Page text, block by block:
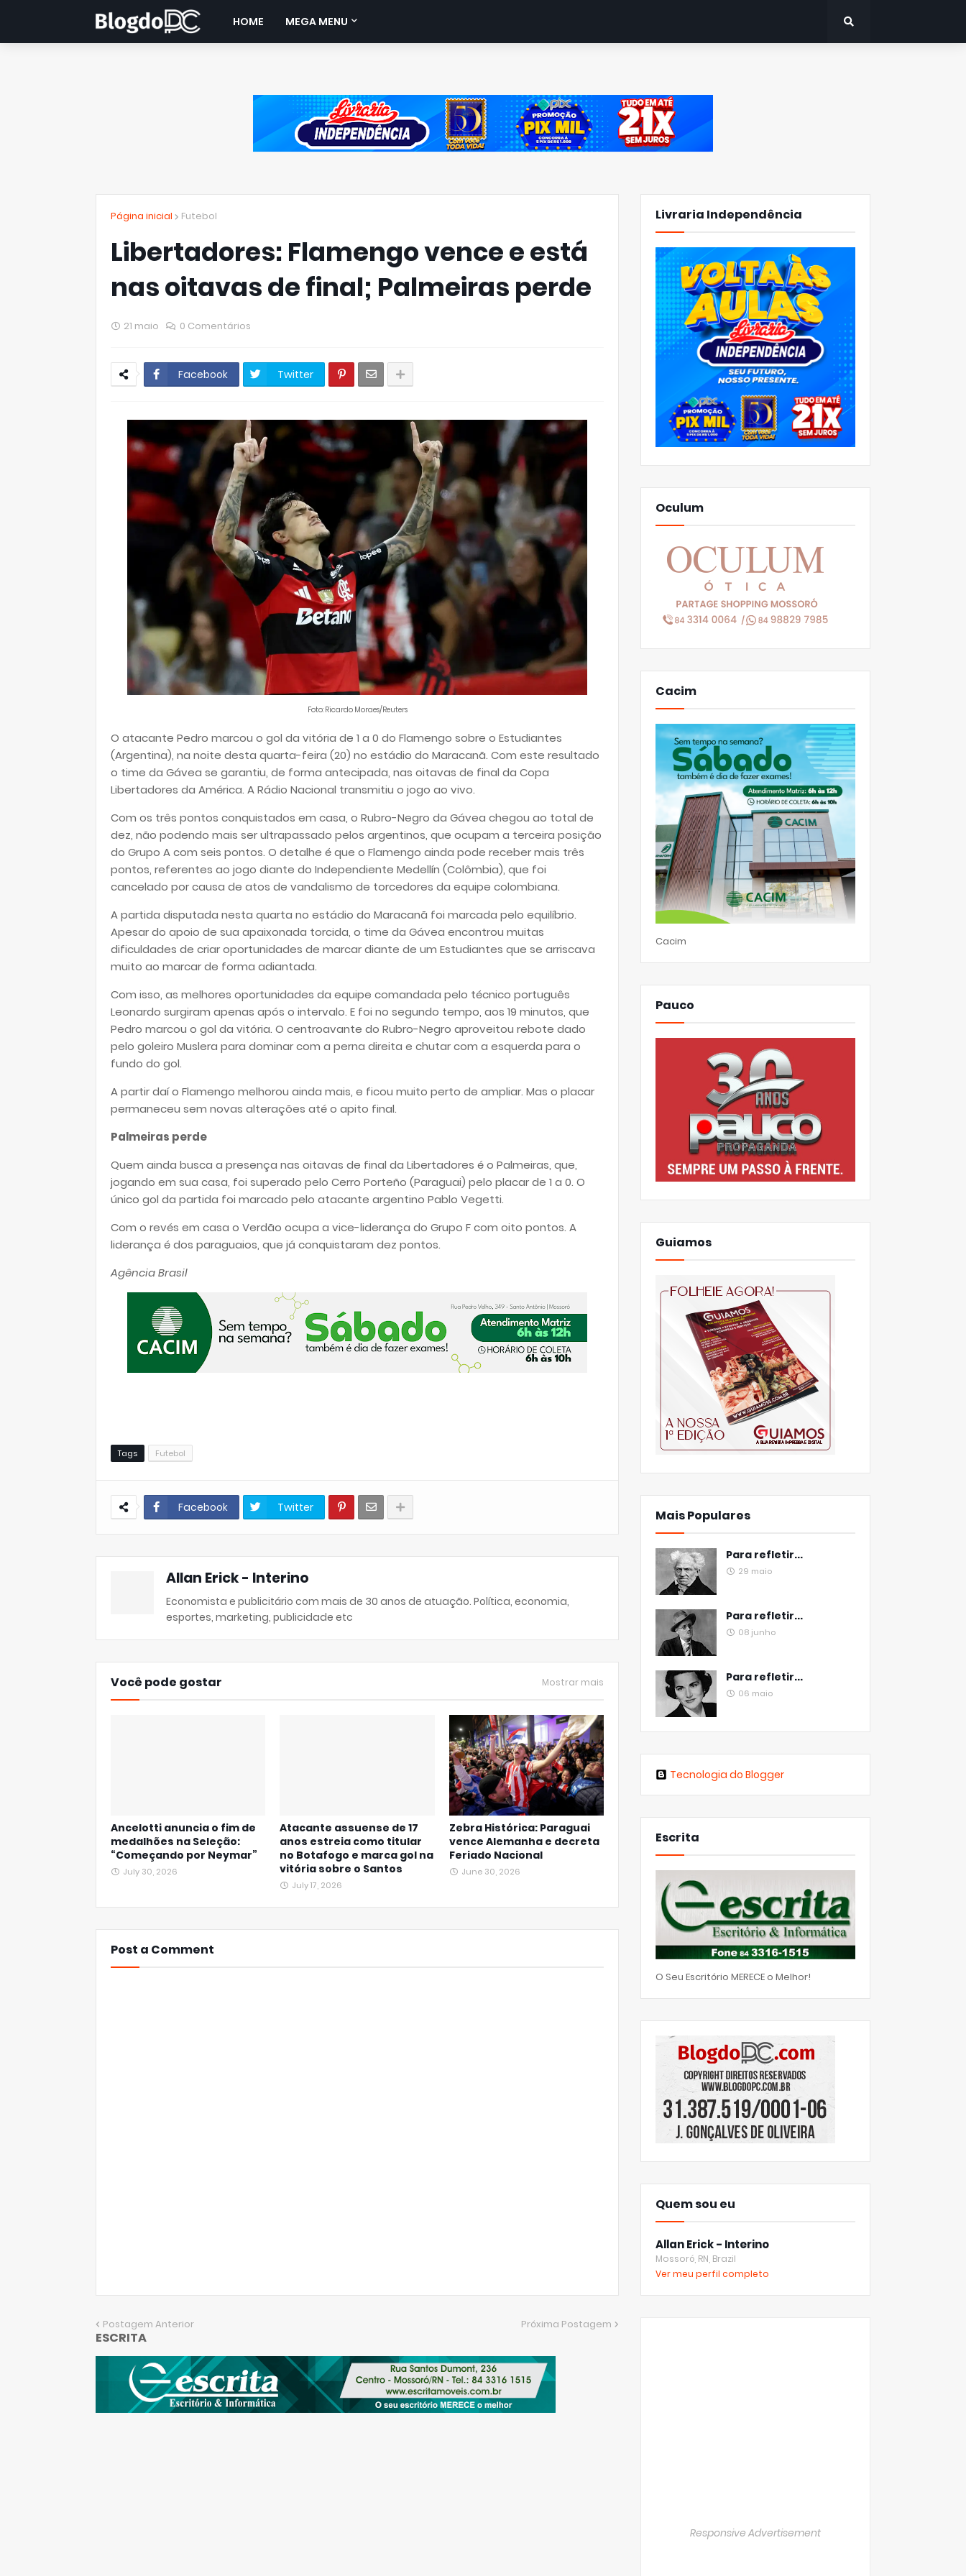
HOME MEGA MENU
Página inicial Futebol
Libertadores: Flamengo vence e está
nas oitavas de final; Palmeiras perde
21 maio 0 Comentários
Facebook Twitter
Foto: Ricardo Moraes/Reuters
O atacante Pedro marcou o gol da vitória de 1 a 0 do Flamengo sobre o Estudiantes
(Argentina), na noite desta quarta-feira (20) no estádio do Maracanã. Com este resultado
o time da Gávea se garantiu, de forma antecipada, nas oitavas de final da Copa
Libertadores da América. A Rádio Nacional transmitiu o jogo ao vivo.
Com os três pontos conquistados em casa, o Rubro-Negro da Gávea chegou ao total de
dez, não podendo mais ser ultrapassado pelos argentinos, que ocupam a terceira posição
do Grupo A com seis pontos. O detalhe é que o Flamengo ainda pode receber mais três
pontos, referentes ao jogo diante do Independiente Medellín (Colômbia), que foi
cancelado por causa de atos de vandalismo de torcedores da equipe colombiana.
A partida disputada nesta quarta no estádio do Maracanã foi marcada pelo equilíbrio.
Apesar do apoio de sua apaixonada torcida, o time da Gávea encontrou muitas
dificuldades de criar oportunidades de marcar diante de um Estudiantes que se arriscava
muito ao marcar de forma adiantada.
Com isso, as melhores oportunidades da equipe comandada pelo técnico português
Leonardo surgiram apenas após o intervalo. E foi no segundo tempo, aos 19 minutos, que
Pedro marcou o gol da vitória. O centroavante do Rubro-Negro aproveitou rebote dado
pelo goleiro Muslera para dominar com a perna direita e chutar com a esquerda para o
fundo do gol.
A partir daí o Flamengo melhorou ainda mais, e ficou muito perto de ampliar. Mas o placar
permaneceu sem novas alterações até o apito final.
Palmeiras perde
Quem ainda busca a presença nas oitavas de final da Libertadores é o Palmeiras, que,
jogando em sua casa, foi superado pelo Cerro Porteño (Paraguai) pelo placar de 1 a 0. O
único gol da partida foi marcado pelo atacante argentino Pablo Vegetti.
Com o revés em casa o Verdão ocupa a vice-liderança do Grupo F com oito pontos. A
liderança é dos paraguaios, que já conquistaram dez pontos.
Agência Brasil
Tags Futebol
Facebook Twitter
Allan Erick - Interino
Economista e publicitário com mais de 30 anos de atuação. Política, economia,
esportes, marketing, publicidade etc
Você pode gostar Mostrar mais
Ancelotti anuncia o fim de
medalhões na Seleção:
“Começando por Neymar”
July 30, 2026
Atacante assuense de 17
anos estreia como titular
no Botafogo e marca gol na
vitória sobre o Santos
July 17, 2026
Zebra Histórica: Paraguai
vence Alemanha e decreta
Feriado Nacional
June 30, 2026
Post a Comment
Postagem Anterior Próxima Postagem
ESCRITA
Livraria Independência
Oculum
Cacim
Cacim
Pauco
Guiamos
Mais Populares
Para refletir...
29 maio
Para refletir...
08 junho
Para refletir...
06 maio
Tecnologia do Blogger
Escrita
O Seu Escritório MERECE o Melhor!
Quem sou eu
Allan Erick - Interino
Mossoró, RN, Brazil
Ver meu perfil completo
Responsive Advertisement